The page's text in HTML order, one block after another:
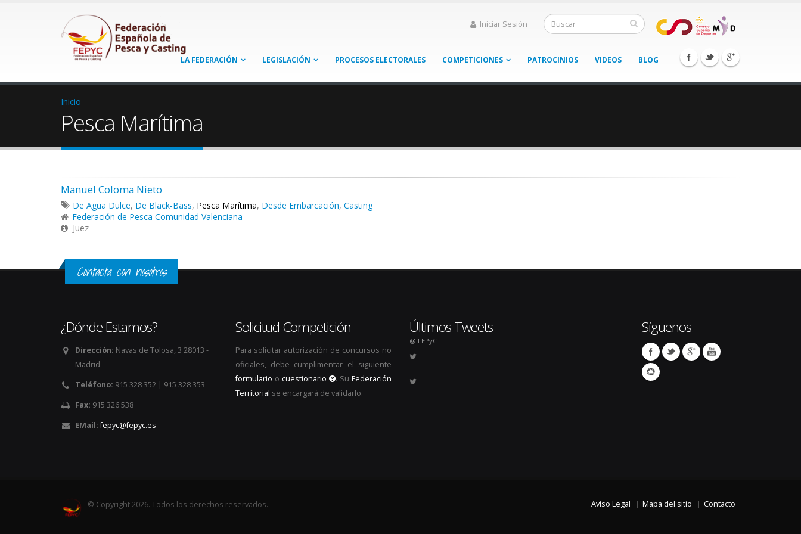
Iniciar Sesión
LA FEDERACIÓN LEGISLACIÓN PROCESOS ELECTORALES COMPETICIONES PATROCINIOS VIDEOS BLOG
Inicio
Pesca Marítima
Manuel Coloma Nieto
De Agua Dulce, De Black-Bass, Pesca Marítima, Desde Embarcación, Casting
Federación de Pesca Comunidad Valenciana
Juez
Contacta con nosotros
¿Dónde Estamos?
Dirección: Navas de Tolosa, 3 28013 -
Madrid
Teléfono: 915 328 352 | 915 328 353
Fax: 915 326 538
EMail: fepyc@fepyc.es
Solicitud Competición
Para solicitar autorización de concursos no
oficiales, debe cumplimentar el siguiente
formulario o cuestionario . SuFederación
Territorial se encargará de validarlo.
Últimos Tweets
@ FEPyC
Síguenos
© Copyright 2026. Todos los derechos reservados. Avíso Legal Mapa del sitio Contacto